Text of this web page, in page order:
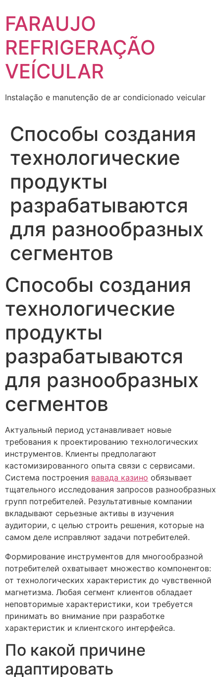
to
content
FARAUJO
REFRIGERAÇÃO
VEÍCULAR
Instalação e manutenção de ar condicionado veicular
Способы создания
технологические
продукты
разрабатываются
для разнообразных
сегментов
Способы создания
технологические
продукты
разрабатываются
для разнообразных
сегментов
Актуальный период устанавливает новые
требования к проектированию технологических
инструментов. Клиенты предполагают
кастомизированного опыта связи с сервисами.
Система построения вавада казино обязывает
тщательного исследования запросов разнообразных
групп потребителей. Результативные компании
вкладывают серьезные активы в изучения
аудитории, с целью строить решения, которые на
самом деле исправляют задачи потребителей.
Формирование инструментов для многообразной
потребителей охватывает множество компонентов:
от технологических характеристик до чувственной
магнетизма. Любая сегмент клиентов обладает
неповторимые характеристики, кои требуется
принимать во внимание при разработке
характеристик и клиентского интерфейса.
По какой причине
адаптировать